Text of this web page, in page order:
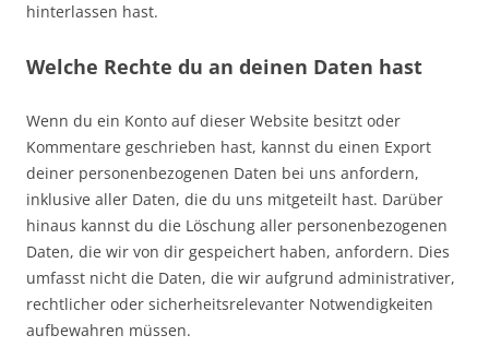
hinterlassen hast.
Welche Rechte du an deinen Daten hast
Wenn du ein Konto auf dieser Website besitzt oder
Kommentare geschrieben hast, kannst du einen Export
deiner personenbezogenen Daten bei uns anfordern,
inklusive aller Daten, die du uns mitgeteilt hast. Darüber
hinaus kannst du die Löschung aller personenbezogenen
Daten, die wir von dir gespeichert haben, anfordern. Dies
umfasst nicht die Daten, die wir aufgrund administrativer,
rechtlicher oder sicherheitsrelevanter Notwendigkeiten
aufbewahren müssen.